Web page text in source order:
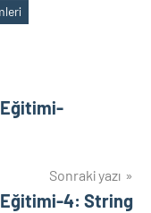
Sonraki yazı
4: String